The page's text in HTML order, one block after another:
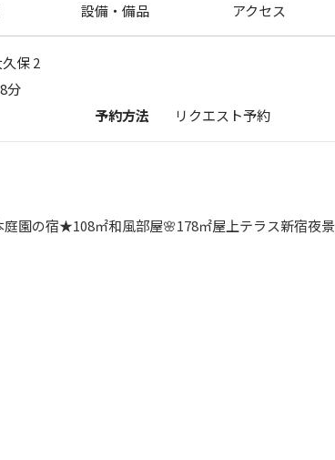
設備・備品 アクセス
保 2
分
予約方法 リクエスト予約
園の宿★108㎡和風部屋🌸178㎡屋上テラス新宿夜